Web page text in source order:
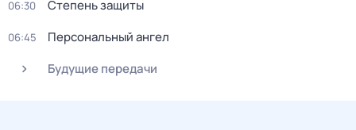
06:30 Степень защиты
06:45
Персональный ангел
Будущие передачи